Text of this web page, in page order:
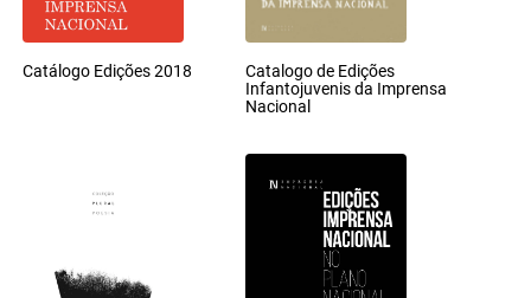
Catálogo Edições 2018
Catalogo de Edições
Infantojuvenis da Imprensa
Nacional